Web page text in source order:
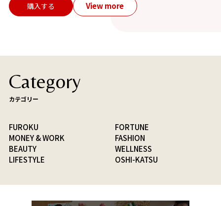
購入する View more
Category
カテゴリー
FUROKU
FORTUNE
MONEY & WORK
FASHION
BEAUTY
WELLNESS
LIFESTYLE
OSHI-KATSU